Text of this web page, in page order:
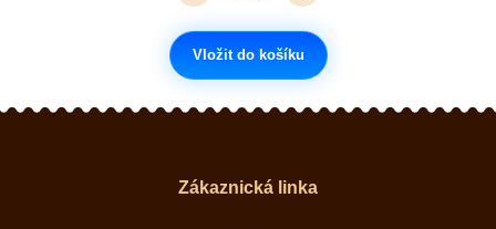
Vložit do košíku
Zákaznická linka